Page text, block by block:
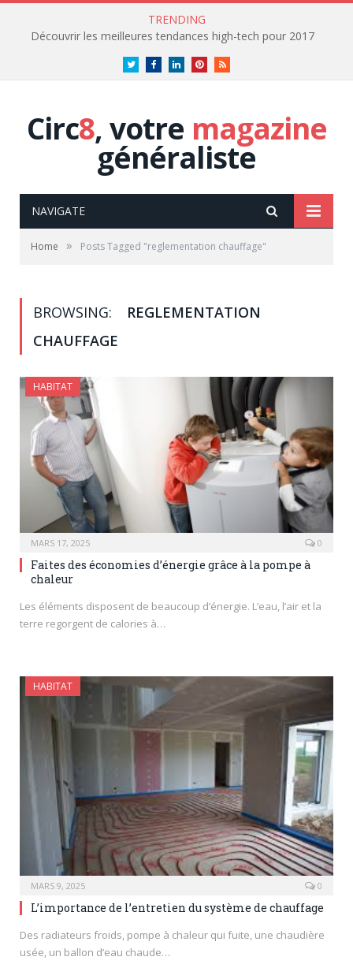
TRENDING
Découvrir les meilleures tendances high-tech pour 2017
TwitterFacebookLinkedInPinterestRSS
Circ8, votre magazine
généraliste
NAVIGATE
Home » Posts Tagged "reglementation chauffage"
BROWSING:
REGLEMENTATION
CHAUFFAGE
HABITAT
MARS 17, 2025 0
Faites des économies d’énergie grâce à la pompe à
chaleur
Les éléments disposent de beaucoup d’énergie. L’eau, l’air et la
terre regorgent de calories à…
HABITAT
MARS 9, 2025 0
L’importance de l’entretien du système de chauffage
Des radiateurs froids, pompe à chaleur qui fuite, une chaudière
usée, un ballon d’eau chaude…